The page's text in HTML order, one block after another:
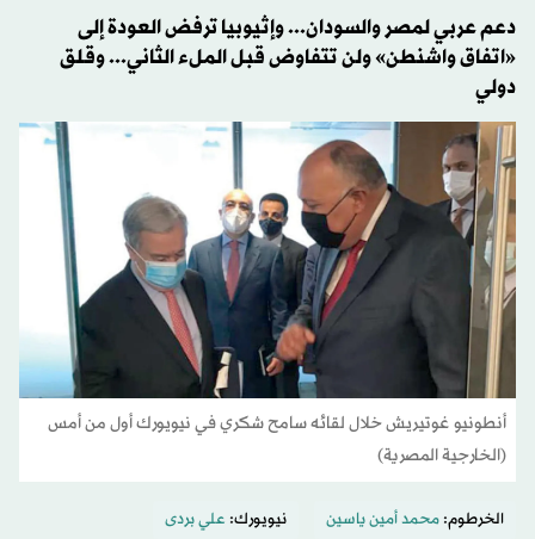
دعم عربي لمصر والسودان... وإثيوبيا ترفض العودة إلى
«اتفاق واشنطن» ولن تتفاوض قبل الملء الثاني... وقلق
دولي
أنطونيو غوتيريش خلال لقائه سامح شكري في نيويورك أول من أمس
(الخارجية المصرية)
الخرطوم:محمد أمين ياسين نيويورك: علي بردى